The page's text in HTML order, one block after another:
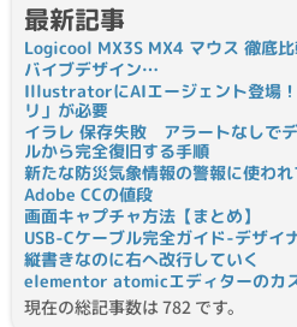
最新記事
Logicool MX3S MX4 マウス 徹底
バイブデザイン…
IllustratorにAIエージェント登場
リ」が必要
イラレ 保存失敗 アラートなしで
ルから完全復旧する手順
新たな防災気象情報の警報に使わ
Adobe CCの値段
画面キャプチャ方法【まとめ】
USB-Cケーブル完全ガイド-デザイ
縦書きなのに右へ改行していく
elementor atomicエディターのカ
現在の総記事数は 782 です。